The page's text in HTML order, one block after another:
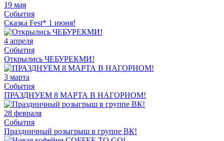
19 мая
События
Сказка Fest* 1 июня!
4 апреля
События
Открылись ЧЕБУРЕКМИ!
3 марта
События
ПРАЗДНУЕМ 8 МАРТА В НАГОРНОМ!
28 февраля
События
Праздничный розыгрыш в группе ВК!